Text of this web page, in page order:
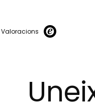
Valoracions